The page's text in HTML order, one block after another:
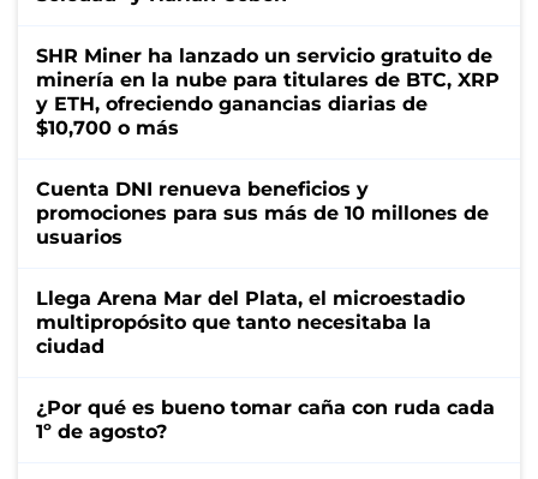
SHR Miner ha lanzado un servicio gratuito de
minería en la nube para titulares de BTC, XRP
y ETH, ofreciendo ganancias diarias de
$10,700 o más
Cuenta DNI renueva beneficios y
promociones para sus más de 10 millones de
usuarios
Llega Arena Mar del Plata, el microestadio
multipropósito que tanto necesitaba la
ciudad
¿Por qué es bueno tomar caña con ruda cada
1º de agosto?